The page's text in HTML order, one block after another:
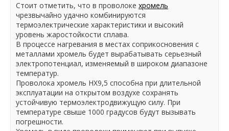
Стоит отметить, что в проволоке хромель
чрезвычайно удачно комбинируются
термоэлектрические характеристики и высокий
уровень жаростойкости сплава.
В процессе нагревания в местах соприкосновения с
металлами хромель будет вырабатывать серьезный
электропотенциал, изменяемый в широком диапазоне
температур.
Проволока хромель НХ9,5 способна при длительной
эксплуатации на открытом воздухе сохранять
устойчивую термоэлектродвижущую силу. При
температуре свыше 1000 градусов будут вызывать
погрешности.